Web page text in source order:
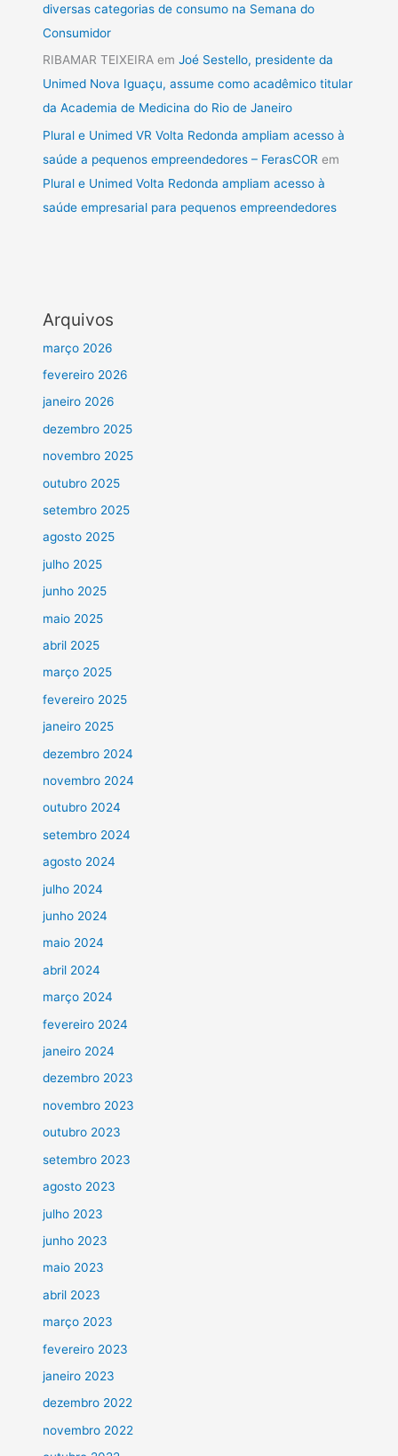
diversas categorias de consumo na Semana do
Consumidor
RIBAMAR TEIXEIRA emJoé Sestello, presidente da
Unimed Nova Iguaçu, assume como acadêmico titular
da Academia de Medicina do Rio de Janeiro
Plural e Unimed VR Volta Redonda ampliam acesso à
saúde a pequenos empreendedores – FerasCOR em
Plural e Unimed Volta Redonda ampliam acesso à
saúde empresarial para pequenos empreendedores
Arquivos
março 2026
fevereiro 2026
janeiro 2026
dezembro 2025
novembro 2025
outubro 2025
setembro 2025
agosto 2025
julho 2025
junho 2025
maio 2025
abril 2025
março 2025
fevereiro 2025
janeiro 2025
dezembro 2024
novembro 2024
outubro 2024
setembro 2024
agosto 2024
julho 2024
junho 2024
maio 2024
abril 2024
março 2024
fevereiro 2024
janeiro 2024
dezembro 2023
novembro 2023
outubro 2023
setembro 2023
agosto 2023
julho 2023
junho 2023
maio 2023
abril 2023
março 2023
fevereiro 2023
janeiro 2023
dezembro 2022
novembro 2022